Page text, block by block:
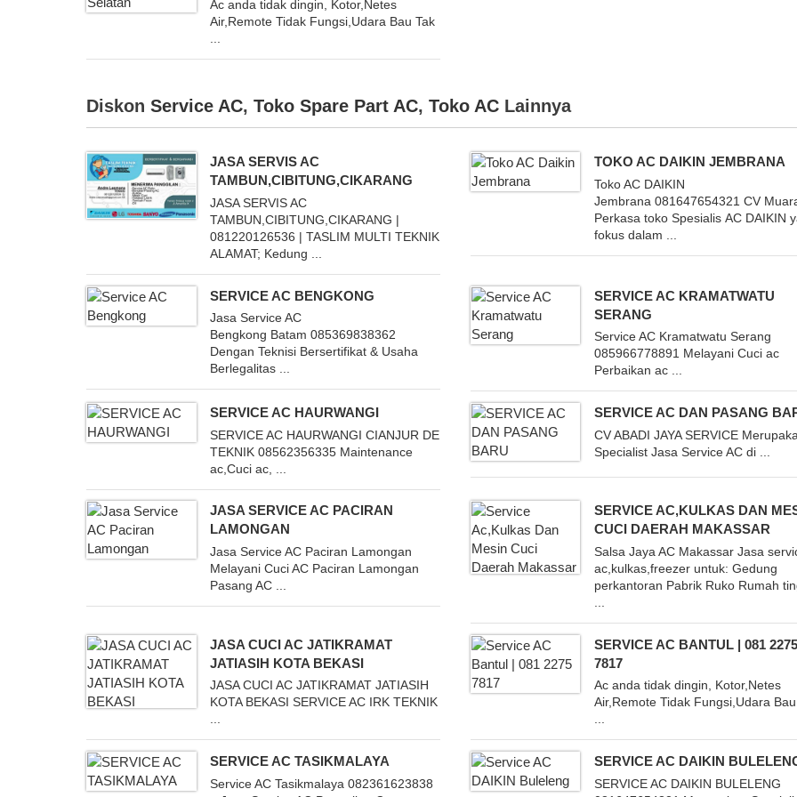
Ac anda tidak dingin, Kotor,Netes
Air,Remote Tidak Fungsi,Udara Bau Tak
Diskon Service AC, Toko Spare Part AC, Toko AC Lainnya
JASA SERVIS AC
TAMBUN,CIBITUNG,CIKARANG
JASA SERVIS AC
TAMBUN,CIBITUNG,CIKARANG |
081220126536 | TASLIM MULTI TEKNIK
ALAMAT; Kedung ...
TOKO AC DAIKIN JEMBRANA
Toko AC DAIKIN
Jembrana 081647654321 CV
Perkasa toko Spesialis AC DAIKIN
fokus dalam ...
SERVICE AC BENGKONG
Jasa Service AC
Bengkong Batam 085369838362
Dengan Teknisi Bersertifikat & Usaha
Berlegalitas ...
SERVICE AC KRAMATWATU
SERANG
Service AC Kramatwatu Serang
085966778891 Melayani Cuci ac
Perbaikan ac ...
SERVICE AC HAURWANGI
SERVICE AC HAURWANGI CIANJUR DE
TEKNIK 08562356335 Maintenance
ac,Cuci ac, ...
SERVICE AC DAN PASANG
CV ABADI JAYA SERVICE
Specialist Jasa Service AC di ...
JASA SERVICE AC PACIRAN
LAMONGAN
Jasa Service AC Paciran Lamongan
Melayani Cuci AC Paciran Lamongan
Pasang AC ...
SERVICE AC,KULKAS DAN
CUCI DAERAH MAKASSAR
Salsa Jaya AC Makassar Jasa
ac,kulkas,freezer untuk: Gedung
perkantoran Pabrik Ruko Rumah
JASA CUCI AC JATIKRAMAT
JATIASIH KOTA BEKASI
JASA CUCI AC JATIKRAMAT JATIASIH
KOTA BEKASI SERVICE AC IRK TEKNIK
...
SERVICE AC BANTUL | 081 2275
7817
Ac anda tidak dingin, Kotor,Netes
Air,Remote Tidak Fungsi,Udara
...
SERVICE AC TASIKMALAYA
Service AC Tasikmalaya 082361623838
SERVICE AC DAIKIN
SERVICE AC DAIKIN BULELENG